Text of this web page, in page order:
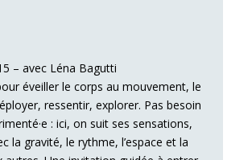
– avec Léna Bagutti
éveiller le corps au mouvement, le
ressentir, explorer. Pas besoin
: ici, on suit ses sensations,
la gravité, le rythme, l’espace et la